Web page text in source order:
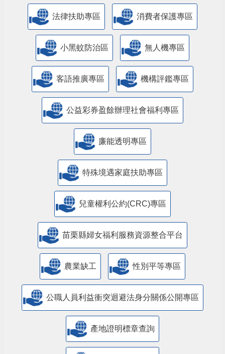
法律扶助專區 消費者保護專區
小黑蚊防治區 無人機專區
客語推廣專區 機構評鑑專區
公益彩券盈餘辦理社會福利專區
廉能透明專區
特殊境遇家庭扶助專區
兒童權利公約(CRC)專區
苗栗縣婦女福利服務資源整合平台
農業缺工 性別平等專區
公職人員利益衝突迴避法身分關係公開專區
產地證明標章查詢